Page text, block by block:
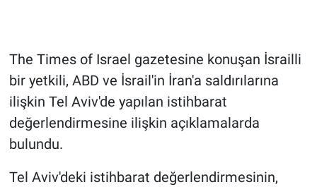
The Times of Israel gazetesine konuşan İsrailli
bir yetkili, ABD ve İsrail'in İran'a saldırılarına
ilişkin Tel Aviv'de yapılan istihbarat
değerlendirmesine ilişkin açıklamalarda
bulundu.
Tel Aviv'deki istihbarat değerlendirmesinin,
Gündem Özel
Günün görüntüsü
Haber